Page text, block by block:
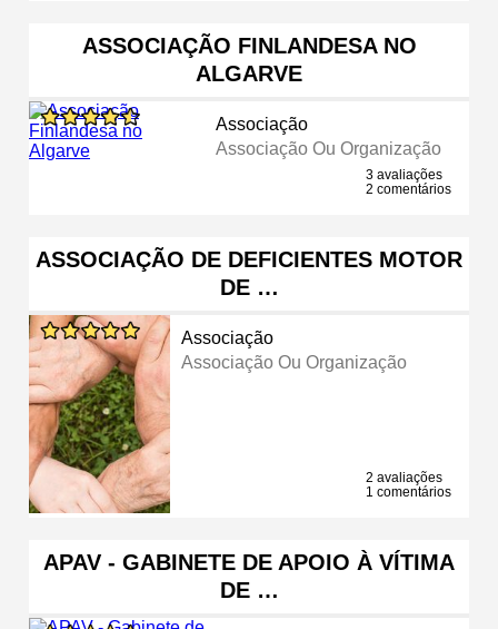
ASSOCIAÇÃO FINLANDESA NO
ALGARVE
Associação
Associação Ou Organização
3 avaliações
2 comentários
ASSOCIAÇÃO DE DEFICIENTES MOTOR
DE …
Associação
Associação Ou Organização
2 avaliações
1 comentários
APAV - GABINETE DE APOIO À VÍTIMA
DE …